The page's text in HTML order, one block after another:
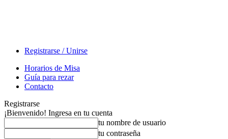
Registrarse / Unirse
Horarios de Misa
Guía para rezar
Contacto
Registrarse
¡Bienvenido! Ingresa en tu cuenta
tu nombre de usuario
tu contraseña